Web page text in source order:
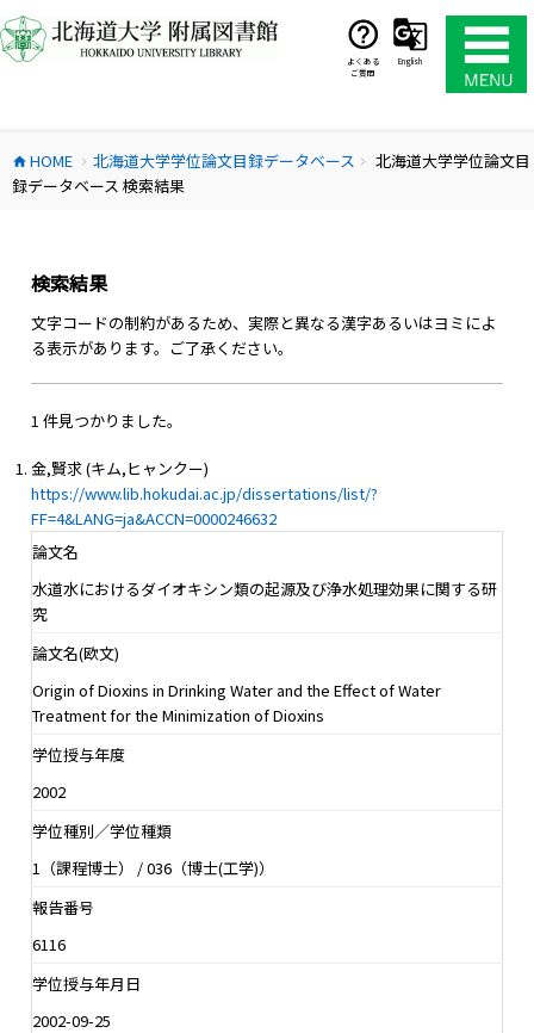
ン
テ
ス
キ
よくある
ご質問
English
home HOME chevron_right 北海道大学学位論文目録データベース chevron_right
北海道大学学位論文目
録データベース 検索結果
検索結果
文字コードの制約があるため、実際と異なる漢字あるいはヨミによ
る表示があります。ご了承ください。
1 件見つかりました。
金,賢求 (キム,ヒャンクー)
https://www.lib.hokudai.ac.jp/dissertations/list/?
FF=4&LANG=ja&ACCN=0000246632
論文名
水道水におけるダイオキシン類の起源及び浄水処理効果に関する研
究
論文名(欧文)
Origin of Dioxins in Drinking Water and the Effect of Water
Treatment for the Minimization of Dioxins
学位授与年度
2002
学位種別／学位種類
1（課程博士） / 036（博士(工学)）
報告番号
6116
学位授与年月日
2002-09-25